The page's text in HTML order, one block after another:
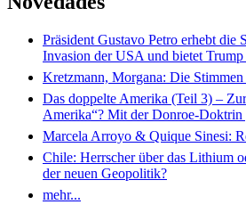
Präsident Gustavo Petro erhebt die
Invasion der USA und bietet
Kretzmann, Morgana: Die Stimmen
Das doppelte Amerika (Teil 3) –
Amerika“? Mit der Donroe-Doktrin
Marcela Arroyo & Quique Sinesi:
Chile: Herrscher über das Lithium
der neuen Geopolitik?
mehr...